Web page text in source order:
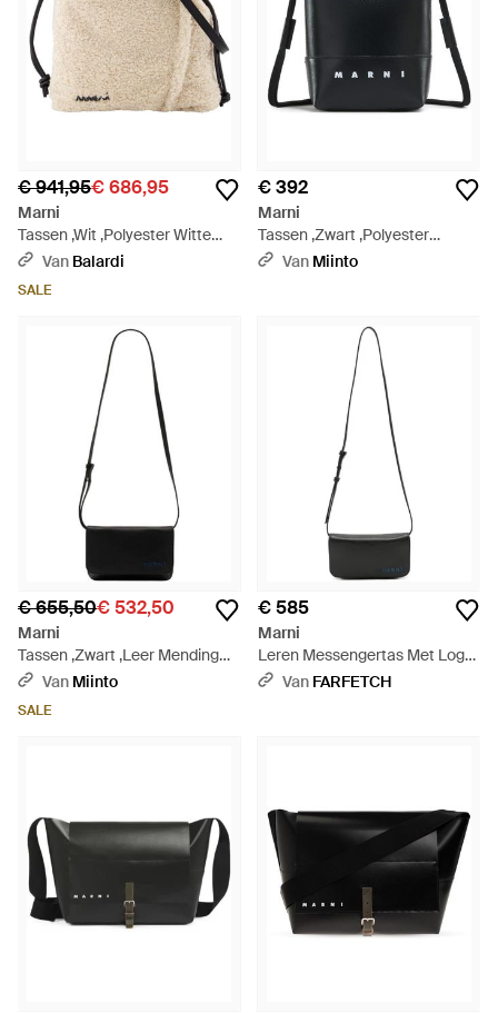
€ 941,95€ 686,95
Marni
Tassen ,Wit ,Polyester Witte
Synthetische Crossbody Tas -
Van Balardi
SALE
€ 392
Marni
Tassen ,Zwart ,Polyester
Crossbody Tas Met Shoelace
Van Miinto
€ 655,50€ 532,50
Marni
Tassen ,Zwart ,Leer Mending
Logo Kalfsleren Tas - Zwart
Van Miinto
SALE
€ 585
Marni
Leren Messengertas Met Logo-
Patroon - Wit
Van FARFETCH